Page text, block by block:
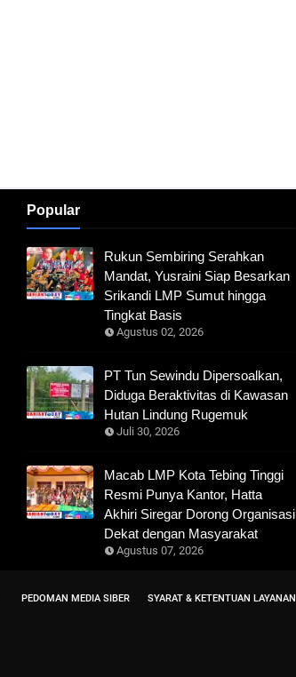
Popular
Rukun Sembiring Serahkan
Mandat, Yusraini Siap Besarkan
Srikandi LMP Sumut hingga
Tingkat Basis
Agustus 02, 2026
PT Tun Sewindu Dipersoalkan,
Diduga Beraktivitas di Kawasan
Hutan Lindung Rugemuk
Juli 30, 2026
Macab LMP Kota Tebing Tinggi
Resmi Punya Kantor, Hatta
Akhiri Siregar Dorong Organisasi
Dekat dengan Masyarakat
Agustus 07, 2026
PEDOMAN MEDIA SIBER SYARAT & KETENTUAN LAYANAN